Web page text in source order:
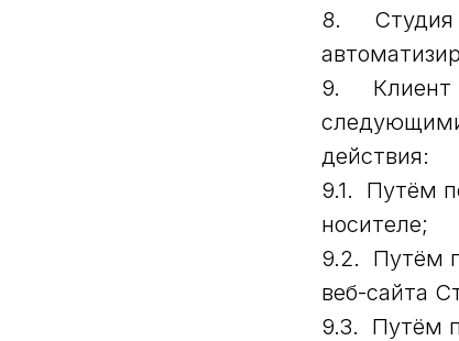
8. Студия
9. Клиент
действия:
9.1. Путём
носителе;
9.2. Путём
веб-сайта
9.3. Путём